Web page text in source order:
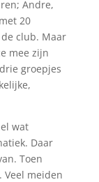
Andre,
20
club. Maar
mee zijn
groepjes
wat
Daar
Toen
Veel meiden